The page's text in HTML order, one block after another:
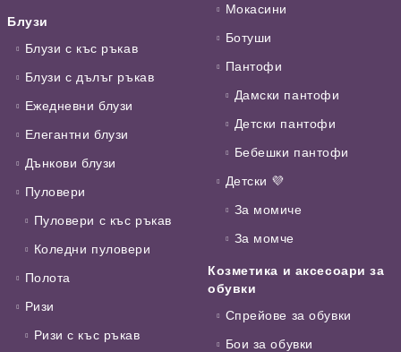
Блузи
Блузи с къс ръкав
Блузи с дълъг ръкав
Ежедневни блузи
Елегантни блузи
Дънкови блузи
Пуловери
Пуловери с къс ръкав
Коледни пуловери
Полота
Ризи
Ризи с къс ръкав
Мокасини
Ботуши
Пантофи
Дамски пантофи
Детски пантофи
Бебешки пантофи
Детски 💜
За момиче
За момче
Козметика и аксесоари за
обувки
Спрейове за обувки
Бои за обувки